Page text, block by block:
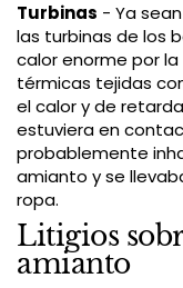
Turbinas - Ya
las turbinas de los
calor enorme por
térmicas tejidas
el calor y de
estuviera en
probablemente
amianto y se
ropa.
Litigios
amianto